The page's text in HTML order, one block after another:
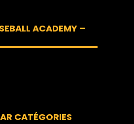
ACADEMY –
CATÉGORIES